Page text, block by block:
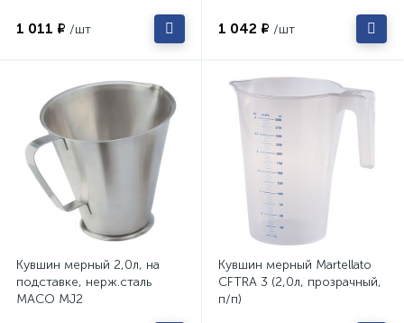
1 011 ₽ /шт 1 042 ₽ /шт
Кувшин мерный 2,0л, на
подставке, нерж.сталь
MACO MJ2
Кувшин мерный Martellato
CFTRA 3 (2,0л, прозрачный,
п/п)